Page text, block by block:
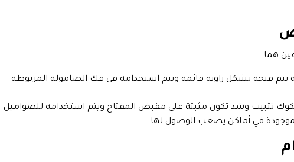
هما
يتم فتحه بشكل زاوية قائمة ويتم استخدامه في فك الصامولة المربوطة
تثبيت وشد تكون مثبتة على مقبض المفتاح ويتم استخدامه للصواميل
في أماكن يصعب الوصول لها